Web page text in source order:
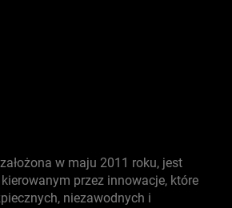
w maju 2011 roku, jest
przez innowacje, które
niezawodnych i